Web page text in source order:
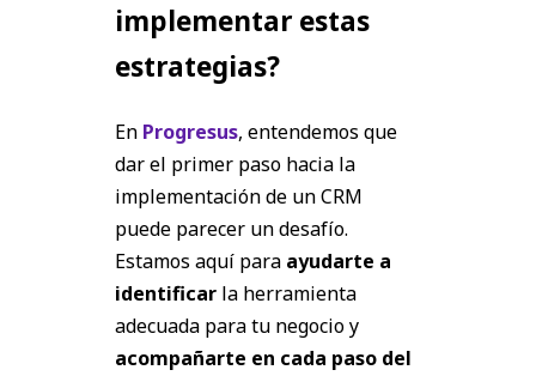
implementar estas
estrategias?
En Progresus, entendemos que
dar el primer paso hacia la
implementación de un CRM
puede parecer un desafío.
Estamos aquí para ayudarte a
identificar la herramienta
adecuada para tu negocio y
acompañarte en cada paso del